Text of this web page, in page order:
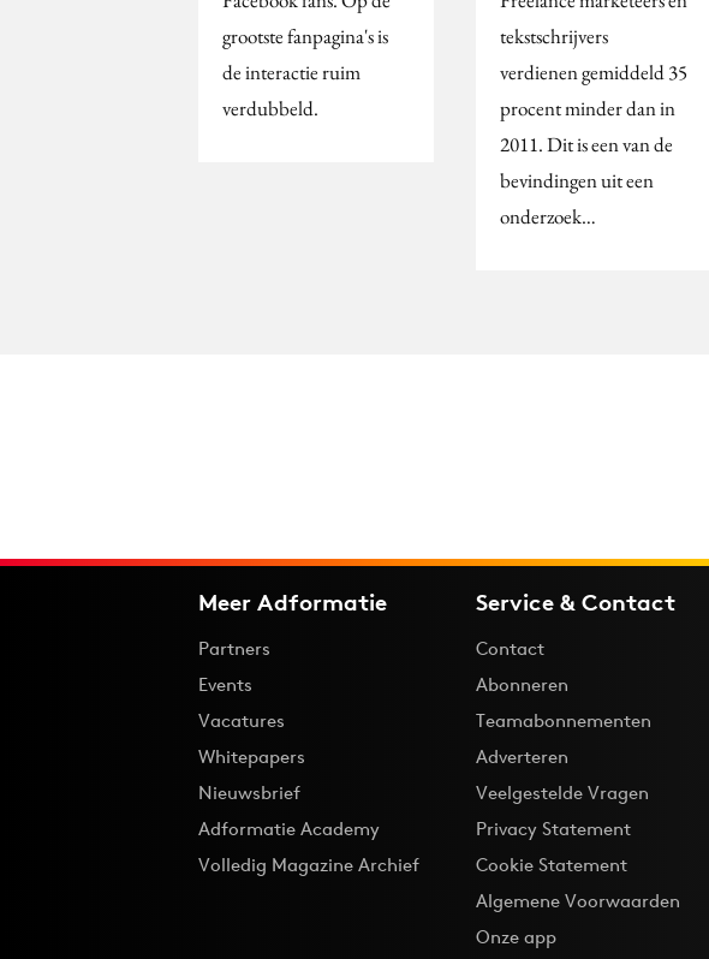
grootste fanpagina's is
de interactie ruim
verdubbeld.
tekstschrijvers
verdienen gemiddeld 35
procent minder dan in
2011. Dit is een van de
bevindingen uit een
onderzoek…
Meer Adformatie
Partners
Events
Vacatures
Whitepapers
Nieuwsbrief
Adformatie Academy
Volledig Magazine Archief
Service & Contact
Contact
Abonneren
Teamabonnementen
Adverteren
Veelgestelde Vragen
Privacy Statement
Cookie Statement
Algemene Voorwaarden
Onze app